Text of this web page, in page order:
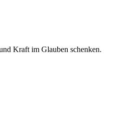
Kraft im Glauben schenken.